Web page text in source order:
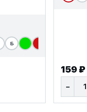
Б
159 ₽
−